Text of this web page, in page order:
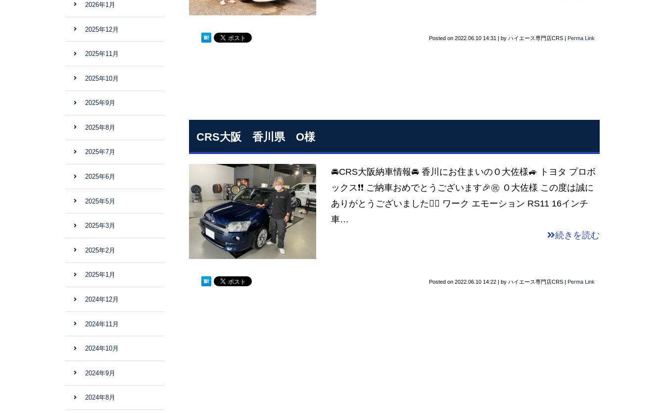
Posted on 2022.06.10 14:31 | by ハイエース専門店CRS | Perma Link
CRS大阪 香川県 O様
🚘CRS大阪納車情報🚘 香川にお住まいのＯ大佐様🚙 トヨタ プロボ
ックス❗❗ ご納車おめでとうございます🎉㊗️ Ｏ大佐様 この度は誠に
ありがとうございました🙇‍♂️ ワーク エモーション RS11 16インチ
車…
続きを読む
Posted on 2022.06.10 14:22 by ハイエース専門店CRS Perma Link
2026年1月
2025年12月
2025年11月
2025年10月
2025年9月
2025年8月
2025年7月
2025年6月
2025年5月
2025年3月
2025年2月
2025年1月
2024年12月
2024年11月
2024年10月
2024年9月
2024年8月